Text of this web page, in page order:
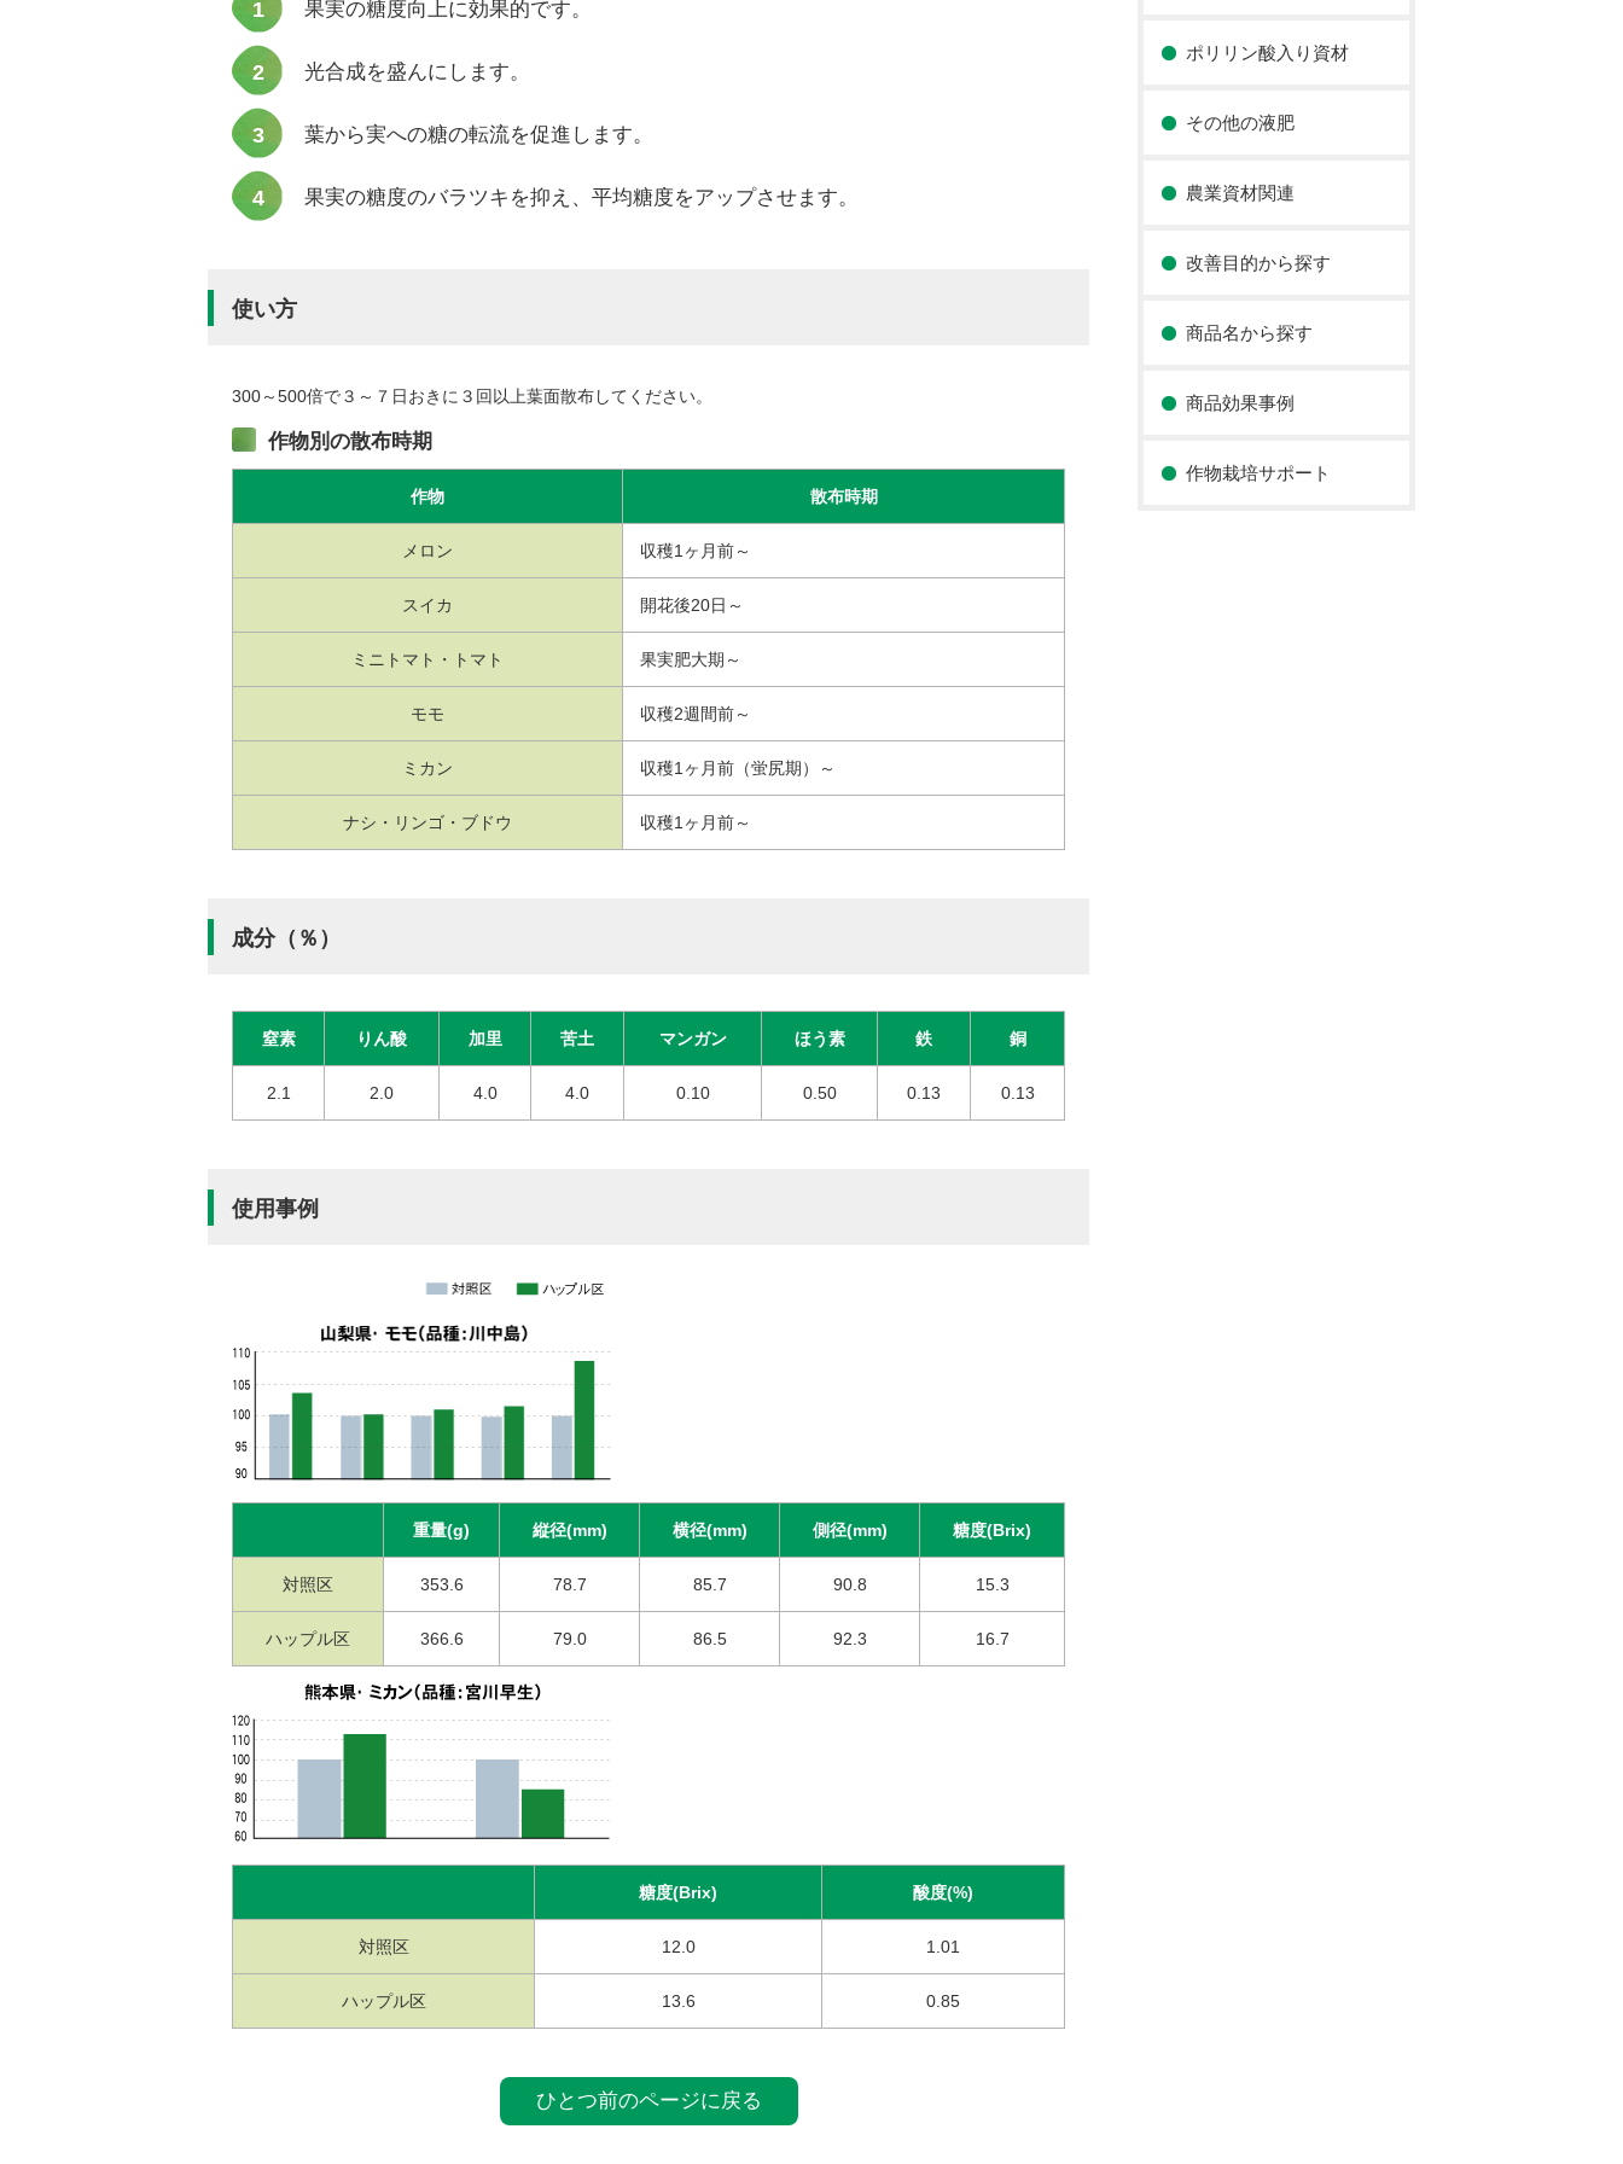
果実の糖度向上に効果的です。
光合成を盛んにします。
葉から実への糖の転流を促進します。
果実の糖度のバラツキを抑え、平均糖度をアップさせます。
使い方
300～500倍で３～７日おきに３回以上葉面散布してください。
作物別の散布時期
作物 散布時期
メロン 収穫1ヶ月前～
スイカ 開花後20日～
ミニトマト・トマト 果実肥大期～
モモ 収穫2週間前～
ミカン 収穫1ヶ月前（蛍尻期）～
ナシ・リンゴ・ブドウ 収穫1ヶ月前～
成分（％）
窒素 りん酸 加里 苦土 マンガン ほう素 鉄 銅
2.1 2.0 4.0 4.0 0.10 0.50 0.13 0.13
使用事例
重量(g) 縦径(mm) 横径(mm) 側径(mm) 糖度(Brix)
対照区 353.6 78.7 85.7 90.8 15.3
ハップル区 366.6 79.0 86.5 92.3 16.7
糖度(Brix) 酸度(%)
対照区 12.0 1.01
ハップル区 13.6 0.85
ひとつ前のページに戻る
ポリリン酸入り資材
その他の液肥
農業資材関連
改善目的から探す
商品名から探す
商品効果事例
作物栽培サポート